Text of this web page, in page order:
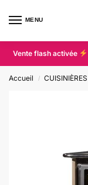
MENU
Vente flash activée
Accueil / CUISINIÈRES